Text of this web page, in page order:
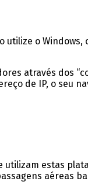
o Windows,
através dos
de IP, o seu
utilizam estas
aéreas